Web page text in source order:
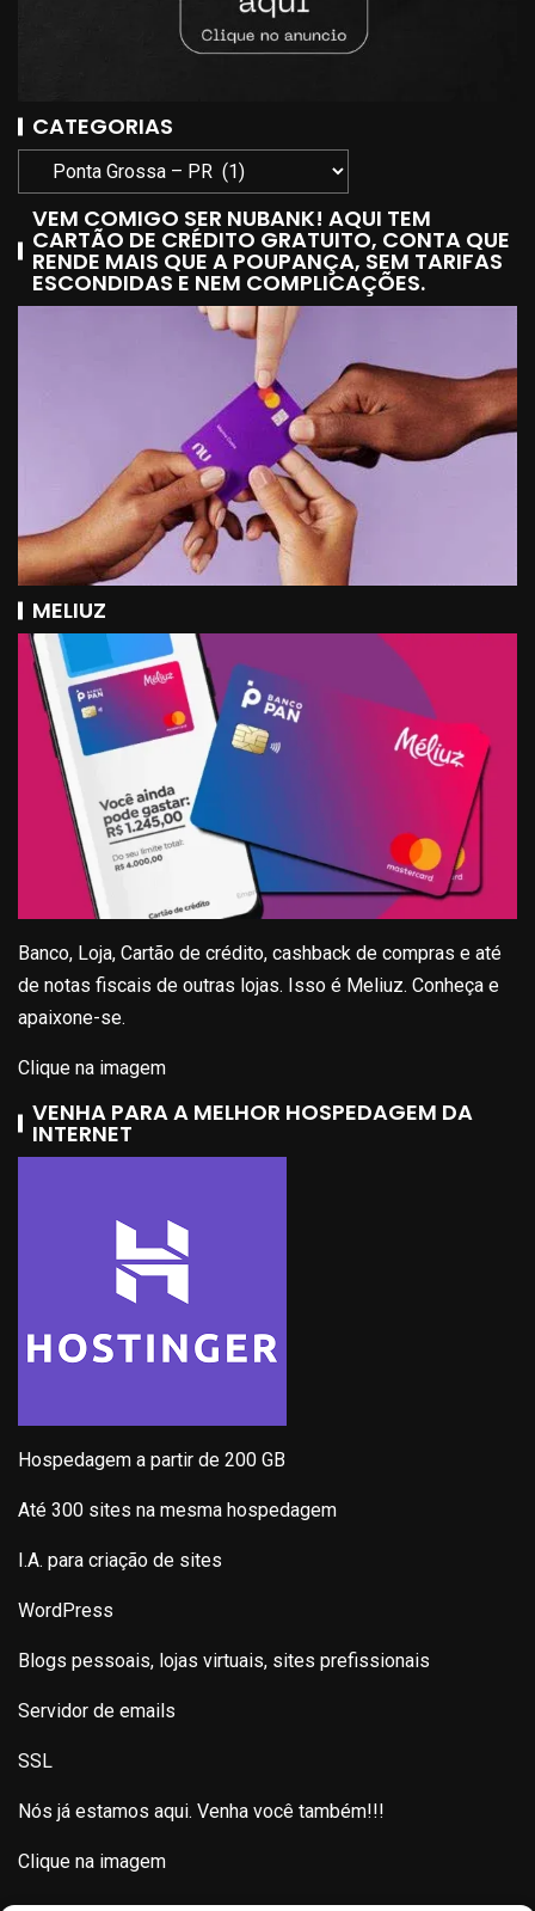
CATEGORIAS
VEM COMIGO SER NUBANK! AQUI TEM
CARTÃO DE CRÉDITO GRATUITO, CONTA QUE
RENDE MAIS QUE A POUPANÇA, SEM TARIFAS
ESCONDIDAS E NEM COMPLICAÇÕES.
MELIUZ
Banco, Loja, Cartão de crédito, cashback de compras e até
de notas fiscais de outras lojas. Isso é Meliuz. Conheça e
apaixone-se.
Clique na imagem
VENHA PARA A MELHOR HOSPEDAGEM DA
INTERNET
Hospedagem a partir de 200 GB
Até 300 sites na mesma hospedagem
I.A. para criação de sites
WordPress
Blogs pessoais, lojas virtuais, sites prefissionais
Servidor de emails
SSL
Nós já estamos aqui. Venha você também!!!
Clique na imagem